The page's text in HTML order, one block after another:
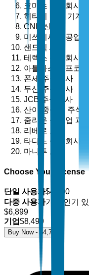
코마츠 주식회사
히타치 건설 기계
CNH 산업
미쓰비시 중공업
샌드빅 AB
테렉스 주식회사
아틀라스 코프코
폰세 주식회사
두산 주식회사
JCB 주식회사
산이 중공업 주식
줌리온 중공업 과
리베르 그룹
타다노 주식회사
마니투 그룹
Choose Your License
단일 사용자$4,700
다중 사용자가장 인기
$6,899
기업$8,499
Buy Now - $4,700